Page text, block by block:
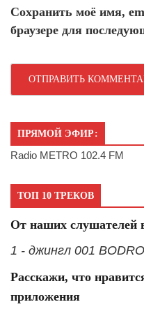
Сохранить моё имя,
браузере для
ПРЯМОЙ ЭФИР:
Radio METRO 102.4 FM
ТОП 10 ТРЕКОВ
От наших слушателей
1 - джингл 001
Расскажи, что
приложения